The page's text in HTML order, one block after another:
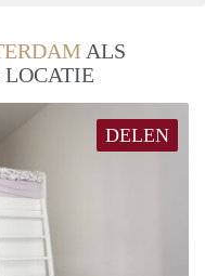
ALS
LOCATIE
DELEN